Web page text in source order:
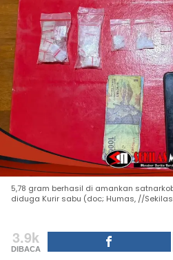
5,78 gram berhasil di amankan
diduga Kurir sabu (doc; Humas, //
3.9k
DIBACA